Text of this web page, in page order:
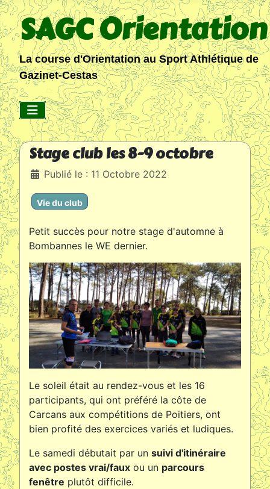
SAGC Orientation
La course d'Orientation au Sport Athlétique de
Gazinet-Cestas
Stage club les 8-9 octobre
DétailsPublié le : 11 Octobre 2022
Vie du club
Petit succès pour notre stage d'automne à
Bombannes le WE dernier.
Le soleil était au rendez-vous et les 16
participants, qui ont préféré la côte de
Carcans aux compétitions de Poitiers, ont
bien profité des exercices variés et ludiques.
Le samedi débutait par un suivi d'itinéraire
avec postes vrai/faux ou un parcours
fenêtre plutôt difficile.